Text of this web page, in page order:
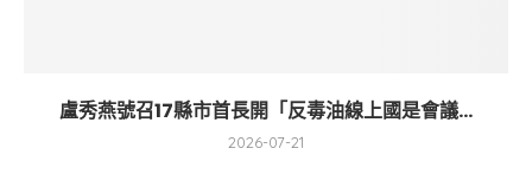
盧秀燕號召17縣市首長開「反毒油線上國是會議...
2026-07-21